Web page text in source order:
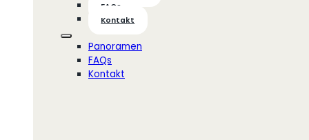
FAQs
Kontakt
Panoramen
FAQs
Kontakt